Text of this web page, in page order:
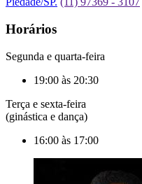
Horários
Segunda e quarta-feira
19:00 às 20:30
Terça e sexta-feira
(ginástica e dança)
16:00 às 17:00